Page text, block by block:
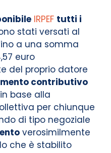
IRPEF tutti i
stati versati al
a una somma
euro
del proprio datore
contributivo
base alla
per chiunque
di tipo negoziale
verosimilmente
che è stabilito